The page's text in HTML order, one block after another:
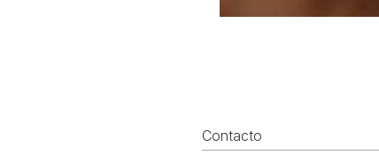
Contacto